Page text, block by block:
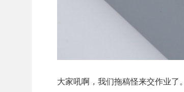
大家吼啊，我们拖稿怪来交作业了。